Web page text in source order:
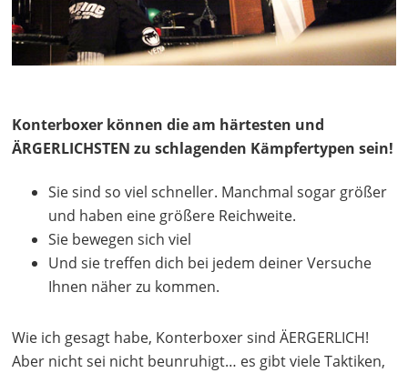
Konterboxer können die am härtesten und
ÄRGERLICHSTEN zu schlagenden Kämpfertypen sein!
Sie sind so viel schneller. Manchmal sogar größer
und haben eine größere Reichweite.
Sie bewegen sich viel
Und sie treffen dich bei jedem deiner Versuche
Ihnen näher zu kommen.
Wie ich gesagt habe, Konterboxer sind ÄERGERLICH!
Aber nicht sei nicht beunruhigt… es gibt viele Taktiken,